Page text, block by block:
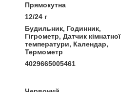
Прямокутна
12/24 г
Будильник, Годинник,
Гігрометр, Датчик кімнатної
температури, Календар,
Термометр
4029665005461